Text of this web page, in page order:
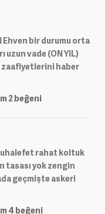
Ehven bir durumu orta
uzun vade (ON YIL)
zaafiyetlerini haber
2beğeni
rahat koltuk
tasası yok zengin
geçmişte askeri
4 beğeni